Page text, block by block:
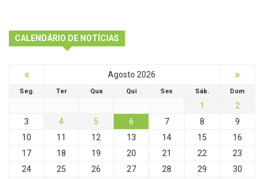
CALENDÁRIO DE NOTÍCIAS
« Agosto 2026 »
Seg. Ter Qua Qui Sex Sáb. Dom
1
2
3
4 5 6 7 8
9
10
11 12 13 14 15
16
17
18 19 20 21 22
23
24
25 26 27 28 29
30